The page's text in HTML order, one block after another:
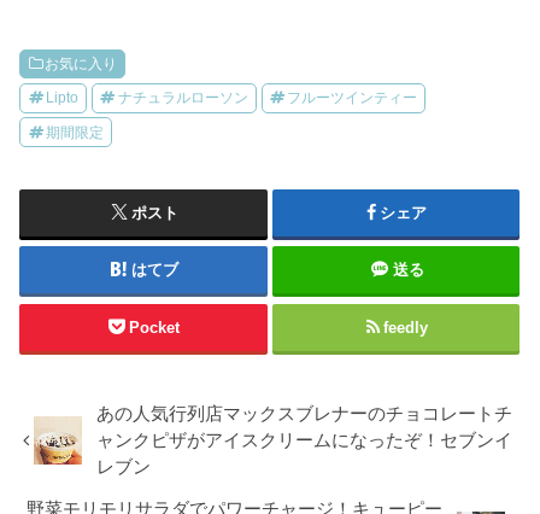
お気に入り
Lipto ナチュラルローソン フルーツインティー
期間限定
ポスト シェア
はてブ 送る
Pocket feedly
あの人気行列店マックスブレナーのチョコレートチ
ャンクピザがアイスクリームになったぞ！セブンイ
レブン
野菜モリモリサラダでパワーチャージ！キューピー